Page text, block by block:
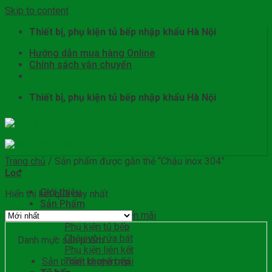
Skip to content
Thiết bị, phụ kiện tủ bếp nhập khẩu Hà Nội
Hướng dẫn mua hàng Online
Chính sách vận chuyển
Thiết bị, phụ kiện tủ bếp nhập khẩu Hà Nội
Giới thiệu
Sản Phẩm
Sản phẩm khuyến mãi
Phụ kiện tủ bếp
Chậu vòi rửa bát
Phụ kiện liên kết
Thiết bị nhà bếp
Trang chủ / Sản phẩm được gắn thẻ “Chậu inox 304”
Lọc
Hiển thị kết quả duy nhất
Danh mục sản phẩm
Sản phẩm khuyến mãi